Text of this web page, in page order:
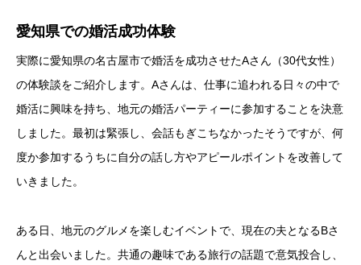
愛知県での婚活成功体験
実際に愛知県の名古屋市で婚活を成功させたAさん（30代女性）
の体験談をご紹介します。Aさんは、仕事に追われる日々の中で
婚活に興味を持ち、地元の婚活パーティーに参加することを決意
しました。最初は緊張し、会話もぎこちなかったそうですが、何
度か参加するうちに自分の話し方やアピールポイントを改善して
いきました。
ある日、地元のグルメを楽しむイベントで、現在の夫となるBさ
んと出会いました。共通の趣味である旅行の話題で意気投合し、